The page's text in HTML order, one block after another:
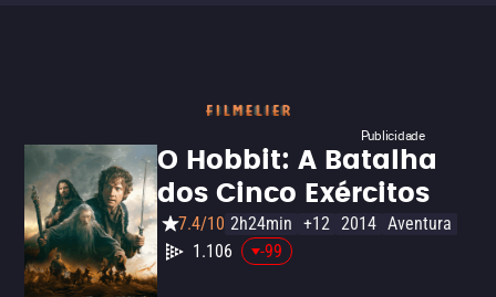
Publicidade
O Hobbit: A Batalha
dos Cinco Exércitos
7.4/10 2h24min +12 2014 Aventura
1.106
-99